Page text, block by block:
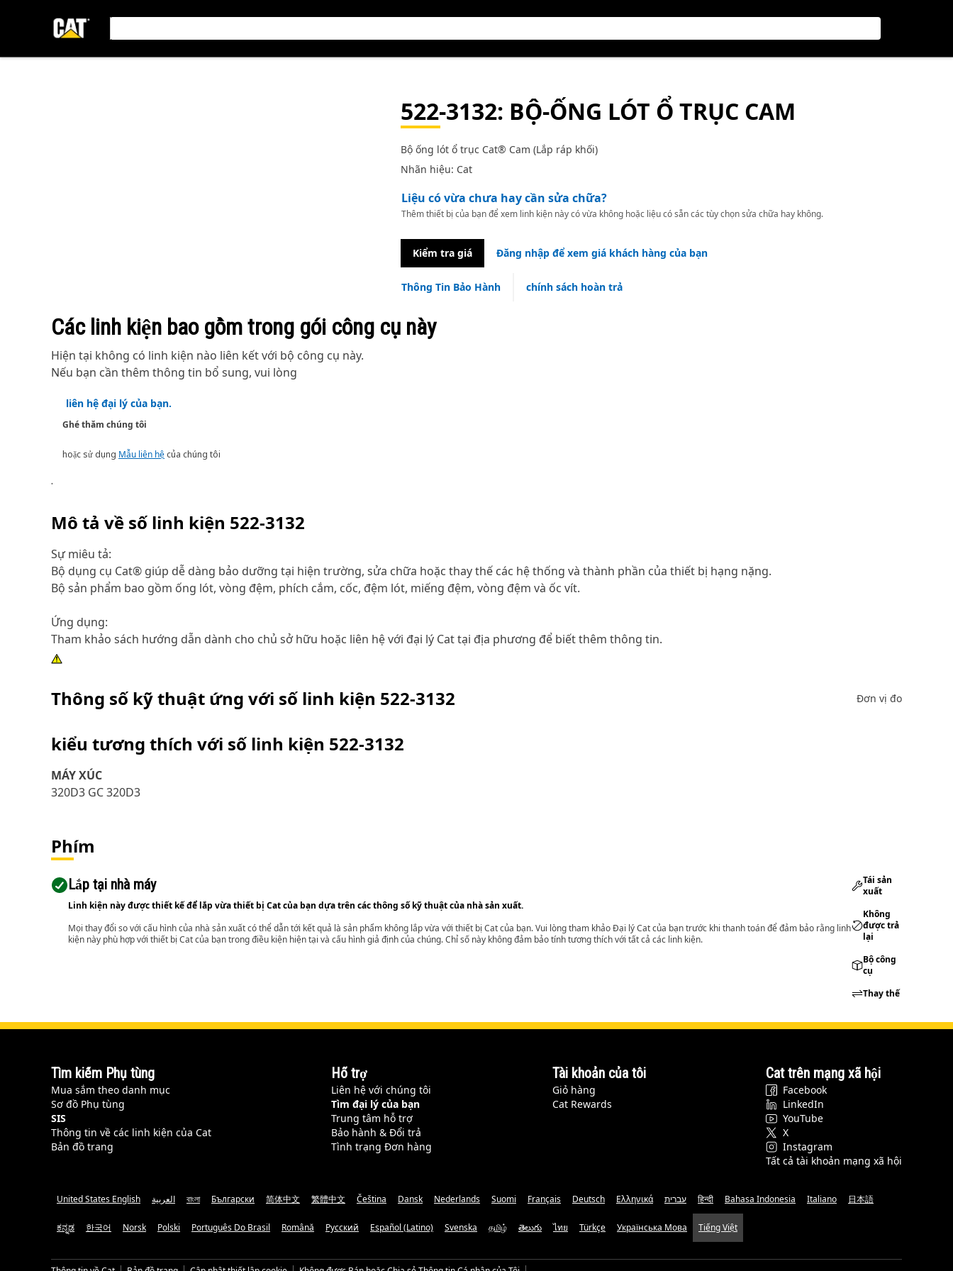
522-3132: BỘ-ỐNG LÓT Ổ TRỤC CAM
Bộ ống lót ổ trục Cat® Cam (Lắp ráp khối)
Nhãn hiệu: Cat
Liệu có vừa chưa hay cần sửa chữa?
Thêm thiết bị của bạn để xem linh kiện này có vừa không hoặc liệu có sẵn các tùy chọn sửa chữa hay không.
Kiểm tra giá Đăng nhập để xem giá khách hàng của bạn
Thông Tin Bảo Hành chính sách hoàn trả
Các linh kiện bao gồm trong gói công cụ này
Hiện tại không có linh kiện nào liên kết với bộ công cụ này.
Nếu bạn cần thêm thông tin bổ sung, vui lòng
liên hệ đại lý của bạn.
Ghé thăm chúng tôi
hoặc sử dụng Mẫu liên hệ của chúng tôi
.
Mô tả về số linh kiện 522-3132
Sự miêu tả:
Bộ dụng cụ Cat® giúp dễ dàng bảo dưỡng tại hiện trường, sửa chữa hoặc thay thế các hệ thống và thành phần của thiết bị hạng nặng.
Bộ sản phẩm bao gồm ống lót, vòng đệm, phích cắm, cốc, đệm lót, miếng đệm, vòng đệm và ốc vít.
Ứng dụng:
Tham khảo sách hướng dẫn dành cho chủ sở hữu hoặc liên hệ với đại lý Cat tại địa phương để biết thêm thông tin.
Thông số kỹ thuật ứng với số linh kiện 522-3132 Đơn vị đo
kiểu tương thích với số linh kiện 522-3132
MÁY XÚC
320D3 GC 320D3
Phím
Lắp tại nhà máy
Linh kiện này được thiết kế để lắp vừa thiết bị Cat của bạn dựa trên các thông số kỹ thuật của nhà sản xuất.
Mọi thay đổi so với cấu hình của nhà sản xuất có thể dẫn tới kết quả là sản phẩm không lắp vừa với thiết bị Cat của bạn. Vui lòng tham khảo Đại lý Cat của bạn trước khi thanh toán để đảm bảo rằng linh
kiện này phù hợp với thiết bị Cat của bạn trong điều kiện hiện tại và cấu hình giả định của chúng. Chỉ số này không đảm bảo tính tương thích với tất cả các linh kiện.
Tái sản
xuất
Không
được trả
lại
Bộ công
cụ
Thay thế
Tìm kiếm Phụ tùng
Mua sắm theo danh mục
Sơ đồ Phụ tùng
SIS
Thông tin về các linh kiện của Cat
Bản đồ trang
Hỗ trợ
Liên hệ với chúng tôi
Tìm đại lý của bạn
Trung tâm hỗ trợ
Bảo hành & Đổi trả
Tình trạng Đơn hàng
Tài khoản của tôi
Giỏ hàng
Cat Rewards
Cat trên mạng xã hội
Facebook
LinkedIn
YouTube
X
Instagram
Tất cả tài khoản mạng xã hội
United States English العربية বাংলা Български 简体中文 繁體中文 Čeština Dansk Nederlands Suomi Français Deutsch Ελληνικά עברית हिन्दी Bahasa Indonesia Italiano 日本語
ಕನ್ನಡ 한국어 Norsk Polski Português Do Brasil Română Русский Español (Latino) Svenska தமிழ் తెలుగు ไทย Türkçe Українська Мова Tiếng Việt